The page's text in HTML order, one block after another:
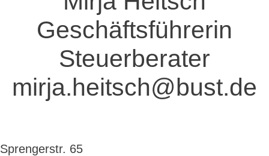
Geschäftsführerin
Steuerberater
mirja.heitsch@bust.de
Sprengerstr. 65